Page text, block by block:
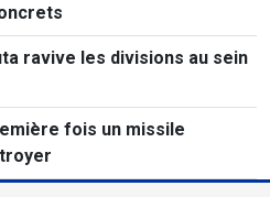
ravive les divisions au sein
fois un missile